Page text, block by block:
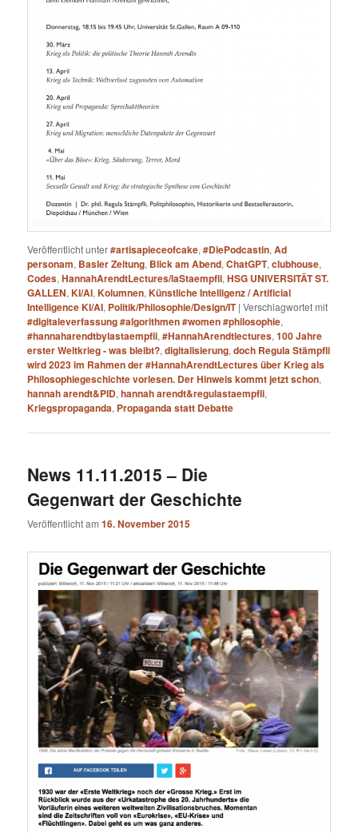
Veröffentlicht unter#artisapieceofcake,#DiePodcastin,Ad
personam, Basler Zeitung, Blick am Abend,ChatGPT,clubhouse,
Codes,HannahArendtLectures/laStaempfli,HSG UNIVERSITÄT ST.
GALLEN,KI/AI,Kolumnen,Künstliche Intelligenz / Artificial
Intelligence KI/AI, Politik/Philosophie/Design/IT |Verschlagwortet mit
#digitaleverfassung #algorithmen #women #philosophie,
#hannaharendtbylastaempfli,#HannahArendtlectures,100 Jahre
erster Weltkrieg - was bleibt?,digitalisierung,doch Regula Stämpfli
wird 2023 im Rahmen der #HannahArendtLectures über Krieg als
Philosophiegeschichte vorlesen. Der Hinweis kommt jetzt schon,
hannah arendt&PID,hannah arendt&regulastaempfli,
Kriegspropaganda, Propaganda statt Debatte
News 11.11.2015 – Die
Gegenwart der Geschichte
Veröffentlicht am16. November 2015